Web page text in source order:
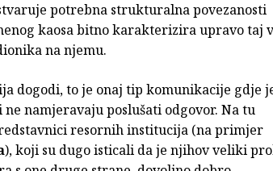
potrebna strukturalna povezanosti
kaosa bitno karakterizira upravo taj
na njemu.
dogodi, to je onaj tip komunikacije gdje
namjeravaju poslušati odgovor. Na tu
resornih institucija (na primjer
), koji su dugo isticali da je njihov veliki